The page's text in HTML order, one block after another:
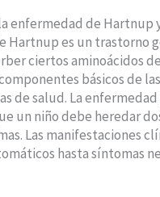
enfermedad de Hartnup
Hartnup es un trastorno
ciertos aminoácidos
básicos de
de salud. La
un niño debe heredar
Las manifestaciones
hasta síntomas